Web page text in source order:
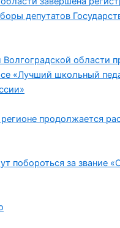
депутатов
области
«Лучший школьный
продолжается
побороться за звание